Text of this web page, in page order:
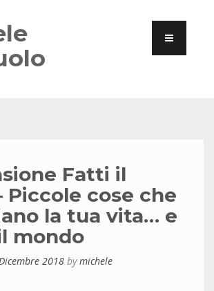
Fatti il
Piccole cose che
la tua vita… e
mondo
2018 bymichele